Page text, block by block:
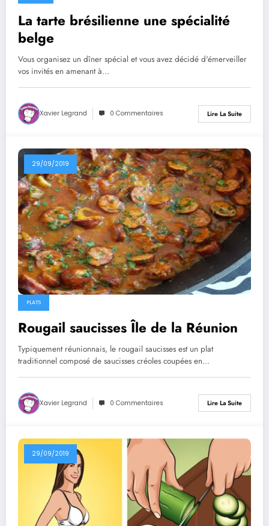
La tarte brésilienne une spécialité
belge
Vous organisez un dîner spécial et vous avez décidé d'émerveiller
vos invités en amenant à…
Xavier Legrand 0 Commentaires Lire La Suite
29/09/2019
PLATS
Rougail saucisses Île de la Réunion
Typiquement réunionnais, le rougail saucisses est un plat
traditionnel composé de saucisses créoles coupées en…
Xavier Legrand 0 Commentaires Lire La Suite
29/09/2019